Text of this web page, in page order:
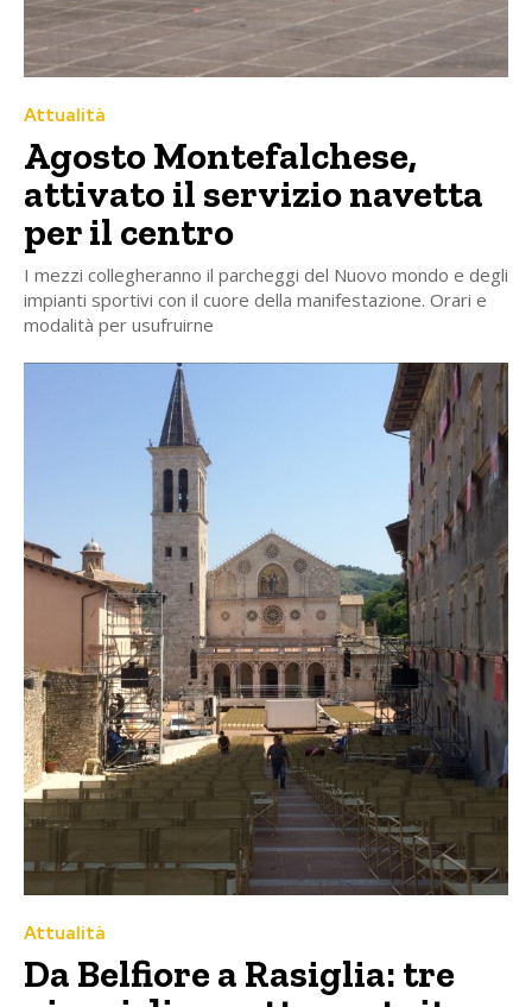
Attualità
Agosto Montefalchese,
attivato il servizio navetta
per il centro
I mezzi collegheranno il parcheggi del Nuovo mondo e degli
impianti sportivi con il cuore della manifestazione. Orari e
modalità per usufruirne
Attualità
Da Belfiore a Rasiglia: tre